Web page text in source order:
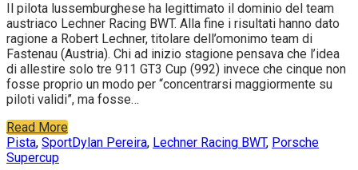
Il pilota lussemburghese ha legittimato il dominio del team
austriaco Lechner Racing BWT. Alla fine i risultati hanno dato
ragione a Robert Lechner, titolare dell’omonimo team di
Fastenau (Austria). Chi ad inizio stagione pensava che l’idea
di allestire solo tre 911 GT3 Cup (992) invece che cinque non
fosse proprio un modo per “concentrarsi maggiormente su
piloti validi”, ma fosse…
Read More
Pista, SportDylan Pereira, Lechner Racing BWT, Porsche
Supercup